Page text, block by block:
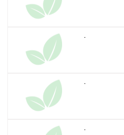
.
.
.